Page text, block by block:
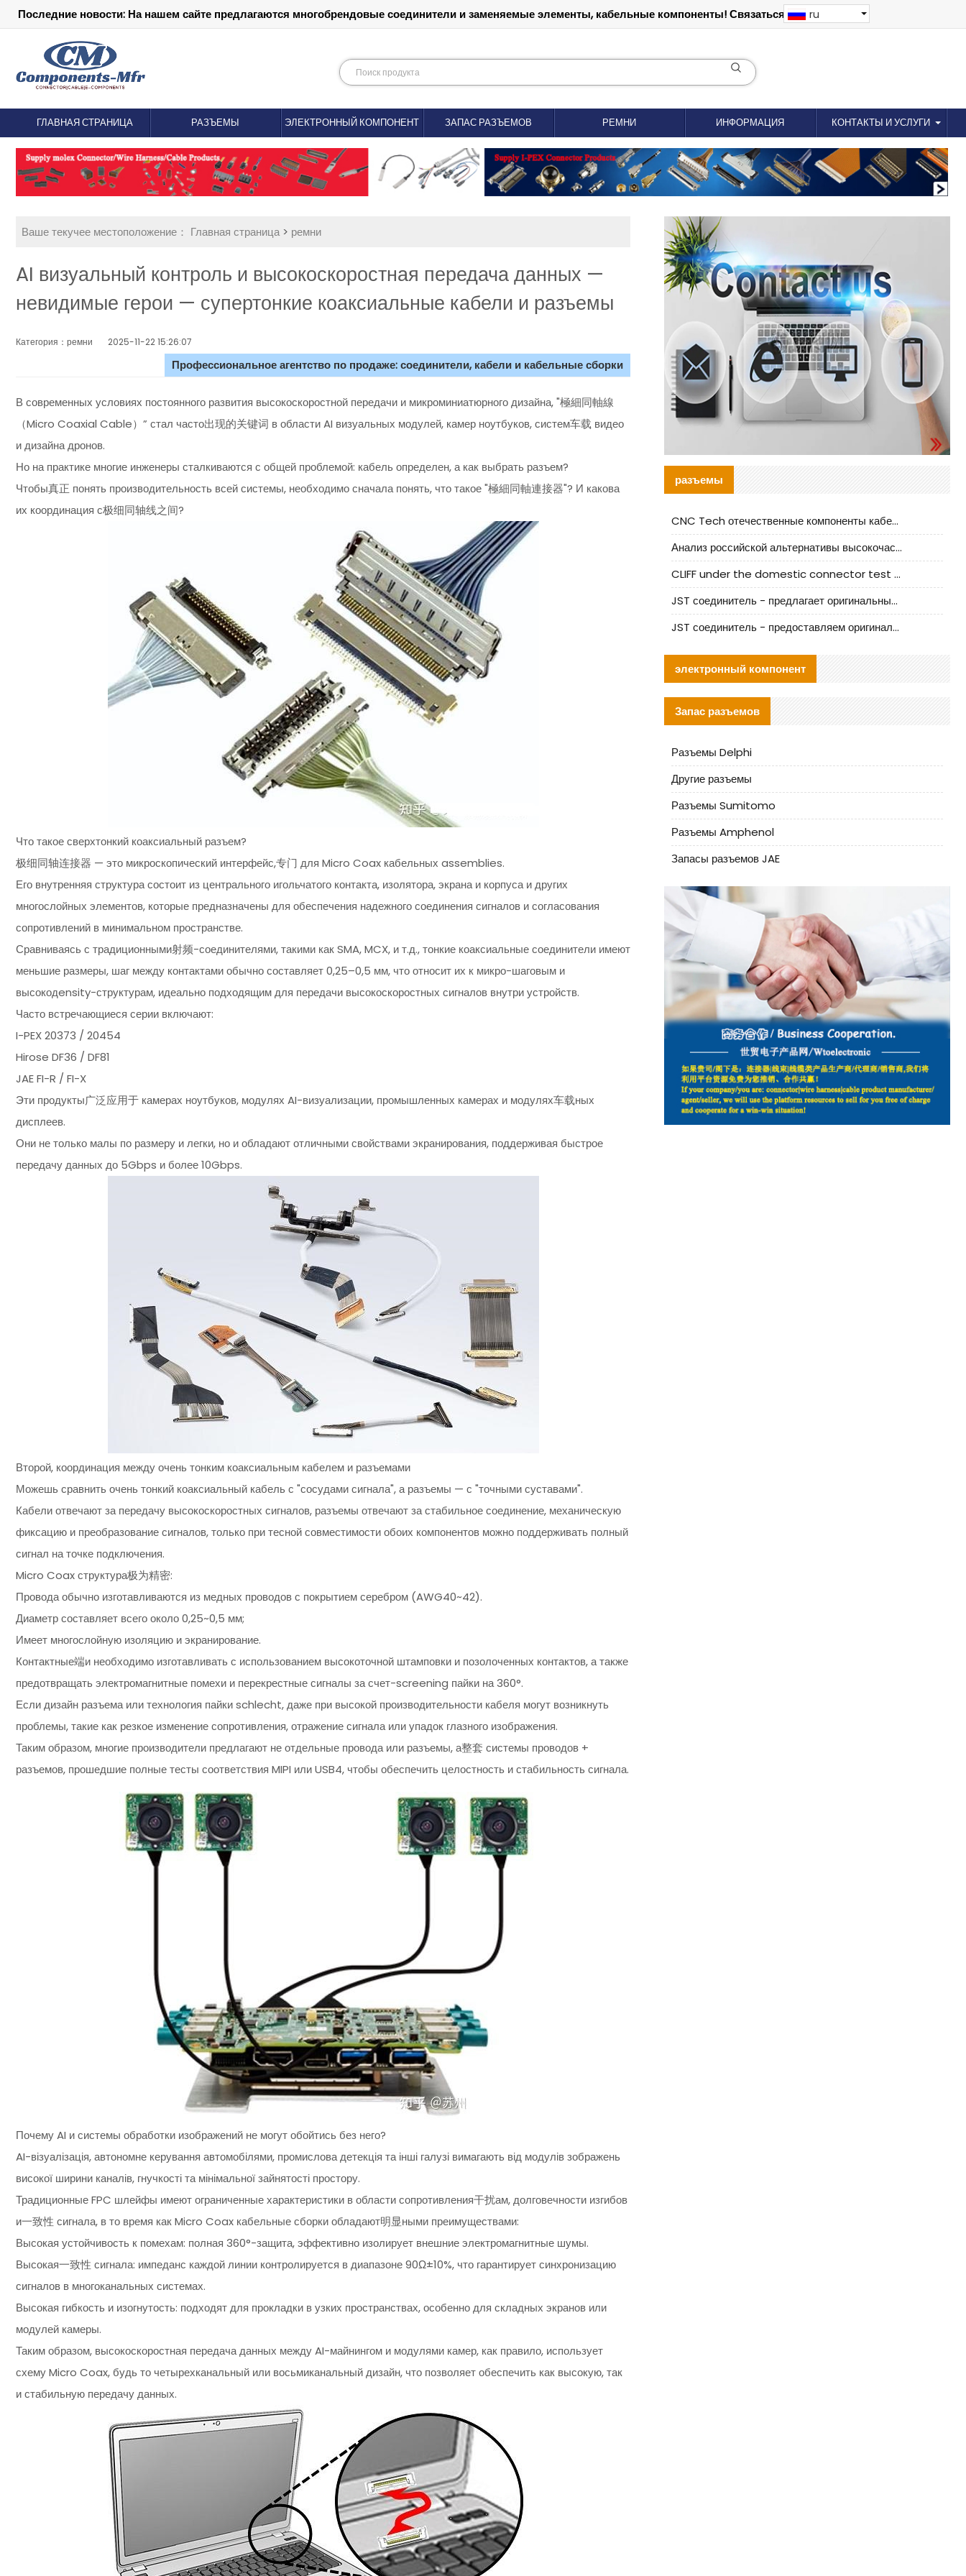
Последние новости: На нашем сайте предлагаются многобрендовые соединители и заменяемые элементы, кабельные компоненты! Связаться: 18012695035
ru
ГЛАВНАЯ СТРАНИЦА РАЗЪЕМЫ ЭЛЕКТРОННЫЙ КОМПОНЕНТ ЗАПАС РАЗЪЕМОВ РЕМНИ ИНФОРМАЦИЯ КОНТАКТЫ И УСЛУГИ
Ваше текучее местоположение： Главная страница> ремни
AI визуальный контроль и высокоскоростная передача данных —
невидимые герои — супертонкие коаксиальные кабели и разъемы
Категория：ремни 2025-11-22 15:26:07
Профессиональное агентство по продаже: соединители, кабели и кабельные сборки
В современных условиях постоянного развития высокоскоростной передачи и микроминиатюрного дизайна, "極細同軸線
（Micro Coaxial Cable）” стал часто出现的关键词 в области AI визуальных модулей, камер ноутбуков, систем车载 видео
и дизайна дронов.
Но на практике многие инженеры сталкиваются с общей проблемой: кабель определен, а как выбрать разъем?
Чтобы真正 понять производительность всей системы, необходимо сначала понять, что такое "極細同軸連接器"? И какова
их координация с极细同轴线之间?
Что такое сверхтонкий коаксиальный разъем?
极细同轴连接器 — это микроскопический интерфейс,专门 для Micro Coax кабельных assemblies.
Его внутренняя структура состоит из центрального игольчатого контакта, изолятора, экрана и корпуса и других
многослойных элементов, которые предназначены для обеспечения надежного соединения сигналов и согласования
сопротивлений в минимальном пространстве.
Сравниваясь с традиционными射频-соединителями, такими как SMA, MCX, и т.д., тонкие коаксиальные соединители имеют
меньшие размеры, шаг между контактами обычно составляет 0,25–0,5 мм, что относит их к микро-шаговым и
высокодensity-структурам, идеально подходящим для передачи высокоскоростных сигналов внутри устройств.
Часто встречающиеся серии включают:
I-PEX 20373 / 20454
Hirose DF36 / DF81
JAE FI-R / FI-X
Эти продукты广泛应用于 камерах ноутбуков, модулях AI-визуализации, промышленных камерах и модулях车载ных
дисплеев.
Они не только малы по размеру и легки, но и обладают отличными свойствами экранирования, поддерживая быстрое
передачу данных до 5Gbps и более 10Gbps.
Второй, координация между очень тонким коаксиальным кабелем и разъемами
Можешь сравнить очень тонкий коаксиальный кабель с "сосудами сигнала", а разъемы — с "точными суставами".
Кабели отвечают за передачу высокоскоростных сигналов, разъемы отвечают за стабильное соединение, механическую
фиксацию и преобразование сигналов, только при тесной совместимости обоих компонентов можно поддерживать полный
сигнал на точке подключения.
Micro Coax структура极为精密:
Провода обычно изготавливаются из медных проводов с покрытием серебром (AWG40~42).
Диаметр составляет всего около 0,25~0,5 мм;
Имеет многослойную изоляцию и экранирование.
Контактные端и необходимо изготавливать с использованием высокоточной штамповки и позолоченных контактов, а также
предотвращать электромагнитные помехи и перекрестные сигналы за счет-screening пайки на 360°.
Если дизайн разъема или технология пайки schlecht, даже при высокой производительности кабеля могут возникнуть
проблемы, такие как резкое изменение сопротивления, отражение сигнала или упадок глазного изображения.
Таким образом, многие производители предлагают не отдельные провода или разъемы, а整套 системы проводов +
разъемов, прошедшие полные тесты соответствия MIPI или USB4, чтобы обеспечить целостность и стабильность сигнала.
Почему AI и системы обработки изображений не могут обойтись без него?
AI-візуалізація, автономне керування автомобілями, промислова детекція та інші галузі вимагають від модулів зображень
високої ширини каналів, гнучкості та мінімальної зайнятості простору.
Традиционные FPC шлейфы имеют ограниченные характеристики в области сопротивления干扰ам, долговечности изгибов
и一致性 сигнала, в то время как Micro Coax кабельные сборки обладают明显ными преимуществами:
Высокая устойчивость к помехам: полная 360°-защита, эффективно изолирует внешние электромагнитные шумы.
Высокая一致性 сигнала: импеданс каждой линии контролируется в диапазоне 90Ω±10%, что гарантирует синхронизацию
сигналов в многоканальных системах.
Высокая гибкость и изогнутость: подходят для прокладки в узких пространствах, особенно для складных экранов или
модулей камеры.
Таким образом, высокоскоростная передача данных между AI-майнингом и модулями камер, как правило, использует
схему Micro Coax, будь то четырехканальный или восьмиканальный дизайн, что позволяет обеспечить как высокую, так
и стабильную передачу данных.
разъемы
CNC Tech отечественные компоненты кабельной арматуры оценка и руководство по производственному внедрению
Анализ российской альтернативы высокочастотных кабельных колодцев I-PEX
CLIFF under the domestic connector test standard update
JST соединитель - предлагает оригинальные и заменяющие JST NSHR-02V-S соединители
JST соединитель - предоставляем оригинальные JST GHR-09V-S соединители и их аналоги
электронный компонент
Запас разъемов
Разъемы Delphi
Другие разъемы
Разъемы Sumitomo
Разъемы Amphenol
Запасы разъемов JAE